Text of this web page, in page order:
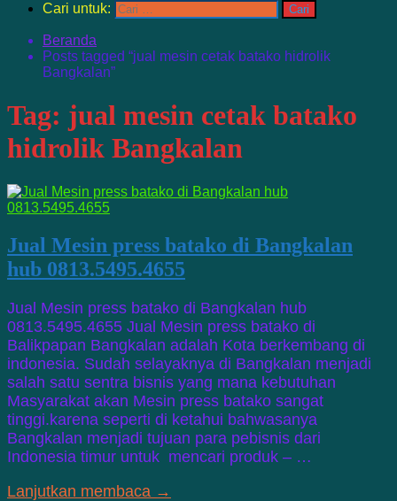
Cari untuk:
Beranda
Posts tagged “jual mesin cetak batako hidrolik
Bangkalan”
Tag: jual mesin cetak batako
hidrolik Bangkalan
Jual Mesin press batako di Bangkalan
hub 0813.5495.4655
Jual Mesin press batako di Bangkalan hub
0813.5495.4655 Jual Mesin press batako di
Balikpapan Bangkalan adalah Kota berkembang di
indonesia. Sudah selayaknya di Bangkalan menjadi
salah satu sentra bisnis yang mana kebutuhan
Masyarakat akan Mesin press batako sangat
tinggi.karena seperti di ketahui bahwasanya
Bangkalan menjadi tujuan para pebisnis dari
Indonesia timur untuk mencari produk – …
Lanjutkan membaca →